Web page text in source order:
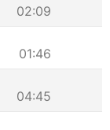
02:09
01:46
04:45